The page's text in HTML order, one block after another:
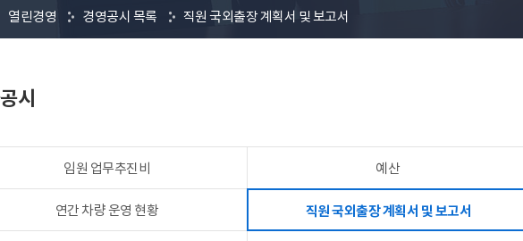
열린경영 경영공시 목록 직원 국외출장 계획서 및 보고서
시
임원 업무추진비 예산
연간 차량 운영 현황 직원 국외출장 계획서 및 보고서